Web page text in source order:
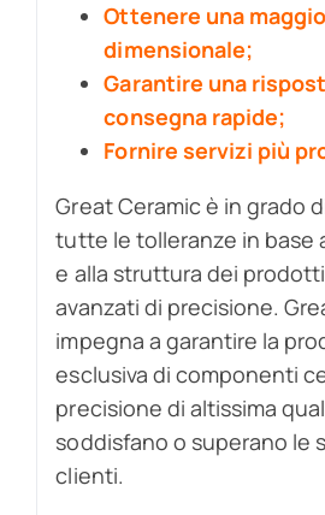
Ottenere una
dimensionale;
Garantire una
consegna rapide;
Fornire servizi più
Great Ceramic è in grado
tutte le tolleranze in base
e alla struttura dei
avanzati di precisione.
impegna a garantire la
esclusiva di componenti
precisione di altissima
soddisfano o superano le
clienti.